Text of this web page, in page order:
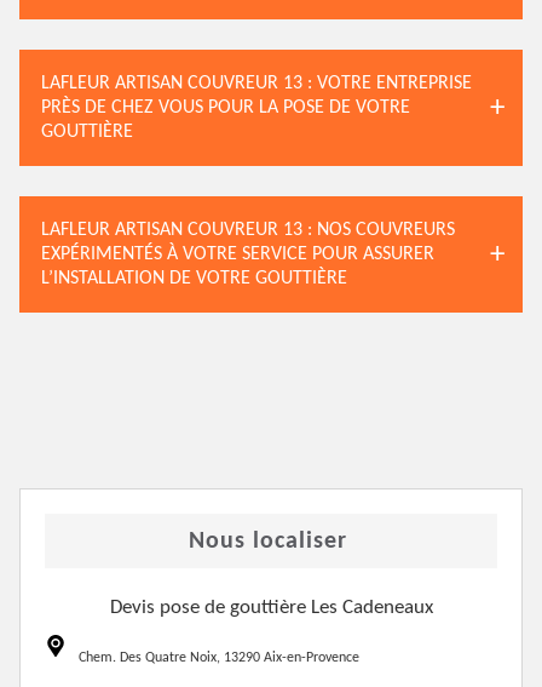
LAFLEUR ARTISAN COUVREUR 13 : VOTRE ENTREPRISE
PRÈS DE CHEZ VOUS POUR LA POSE DE VOTRE
GOUTTIÈRE
LAFLEUR ARTISAN COUVREUR 13 : NOS COUVREURS
EXPÉRIMENTÉS À VOTRE SERVICE POUR ASSURER
L’INSTALLATION DE VOTRE GOUTTIÈRE
Nous localiser
Devis pose de gouttière Les Cadeneaux
Chem. Des Quatre Noix, 13290 Aix-en-Provence